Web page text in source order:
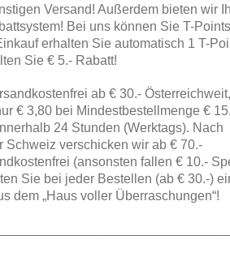
Versand! Außerdem bieten wir
Bei uns können Sie T-Points
erhalten Sie automatisch 1 T-
Sie € 5.- Rabatt!
ab € 30.- Österreichweit,
€ 3,80 bei Mindestbestellmenge €
24 Stunden (Werktags). Nach
Schweiz verschicken wir ab € 70.-
(ansonsten fallen € 10.-
Sie bei jeder Bestellen (ab € 30.-)
dem „Haus voller Überraschungen“!